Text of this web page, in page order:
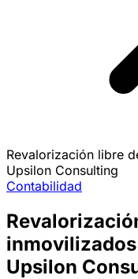
Revalorización libre
Upsilon Consulting
Contabilidad
inmovilizados
Upsilon